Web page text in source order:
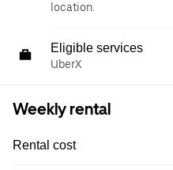
location.
Eligible services
UberX
Weekly rental
Rental cost